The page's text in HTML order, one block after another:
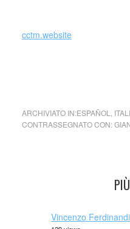
cctm.website
ARCHIVIATO IN:ESPAÑOL
CONTRASSEGNATO CON:
Vincenzo